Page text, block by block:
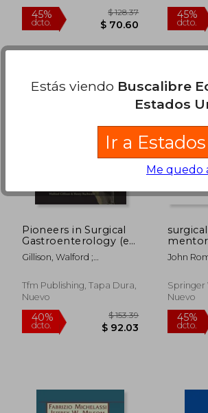
40%
dcto. $ 62.27
Pioneers in Surgical
Gastroenterology (en
Inglés)
Gillison, Walford ;
Tfm Publishing, Tapa Dura,
Nuevo
surgical
John
Springer
Nuevo
Estás viendo Buscalibre
Estados
Ir a
Me quedo